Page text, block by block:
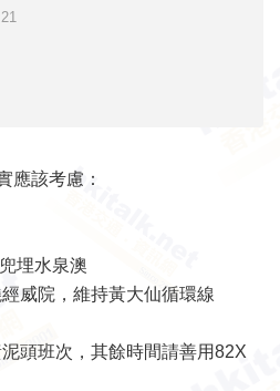
應該考慮：
埋水泉澳
威院，維持黃大仙循環線
頭班次，其餘時間請善用82X